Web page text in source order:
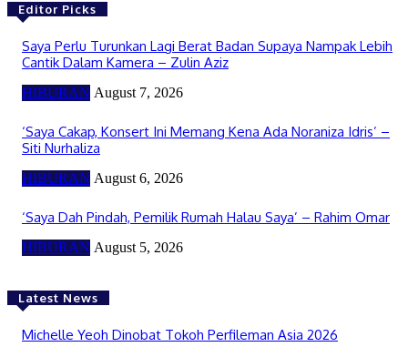
Editor Picks
Saya Perlu Turunkan Lagi Berat Badan Supaya Nampak Lebih
Cantik Dalam Kamera – Zulin Aziz
HIBURAN August 7, 2026
‘Saya Cakap, Konsert Ini Memang Kena Ada Noraniza Idris’ –
Siti Nurhaliza
HIBURAN August 6, 2026
‘Saya Dah Pindah, Pemilik Rumah Halau Saya’ – Rahim Omar
HIBURAN August 5, 2026
Latest News
Michelle Yeoh Dinobat Tokoh Perfileman Asia 2026